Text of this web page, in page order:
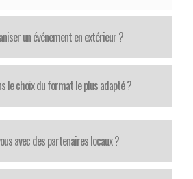
un événement en extérieur ?
le choix du format le plus adapté ?
avec des partenaires locaux ?